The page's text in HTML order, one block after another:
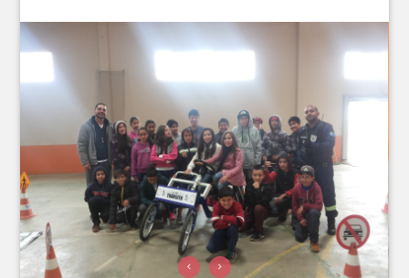
Contato e Solicitações